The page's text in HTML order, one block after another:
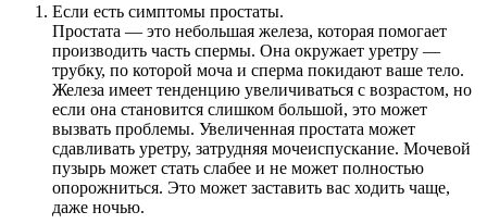
Если есть симптомы простаты.
Простата — это небольшая железа, которая помогает
производить часть спермы. Она окружает уретру —
трубку, по которой моча и сперма покидают ваше тело.
Железа имеет тенденцию увеличиваться с возрастом, но
если она становится слишком большой, это может
вызвать проблемы. Увеличенная простата может
сдавливать уретру, затрудняя мочеиспускание. Мочевой
пузырь может стать слабее и не может полностью
опорожниться. Это может заставить вас ходить чаще,
даже ночью.